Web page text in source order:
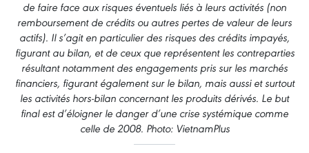
de faire face aux risques éventuels liés à leurs activités (non
remboursement de crédits ou autres pertes de valeur de leurs
actifs). Il s’agit en particulier des risques des crédits impayés,
figurant au bilan, et de ceux que représentent les contreparties
résultant notamment des engagements pris sur les marchés
financiers, figurant également sur le bilan, mais aussi et surtout
les activités hors-bilan concernant les produits dérivés. Le but
final est d’éloigner le danger d’une crise systémique comme
celle de 2008. Photo: VietnamPlus